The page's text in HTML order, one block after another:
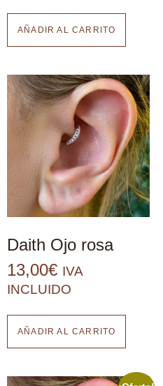
AÑADIR AL CARRITO
Daith Ojo rosa
13,00€ IVA
INCLUIDO
AÑADIR AL CARRITO